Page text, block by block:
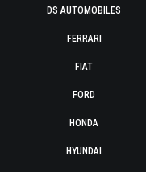
DS AUTOMOBILES
FERRARI
FIAT
FORD
HONDA
HYUNDAI